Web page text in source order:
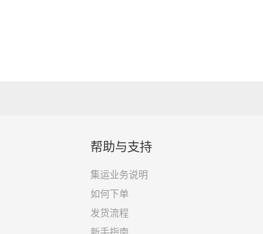
帮助与支持
集运业务说明
如何下单
发货流程
新手指南